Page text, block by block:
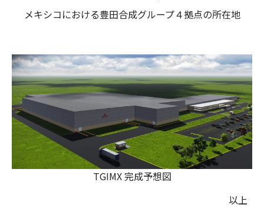
メキシコにおける豊田合成グループ４拠点の所在地
TGIMX 完成予想図
以上